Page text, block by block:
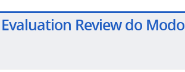
Review do Modo